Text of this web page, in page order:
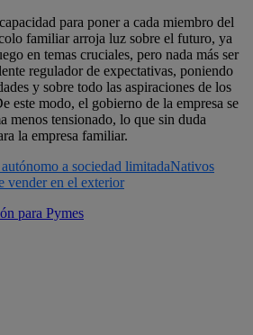
para poner a cada miembro del
familiar arroja luz sobre el futuro, ya
en temas cruciales, pero nada más ser
regulador de expectativas, poniendo
y sobre todo las aspiraciones de los
este modo, el gobierno de la empresa se
menos tensionado, lo que sin duda
la empresa familiar.
a sociedad limitadaNativos
vender en el exterior
para Pymes